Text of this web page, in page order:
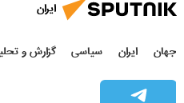
ایران
جهان ایران سیاسی گزارش و تحلیل